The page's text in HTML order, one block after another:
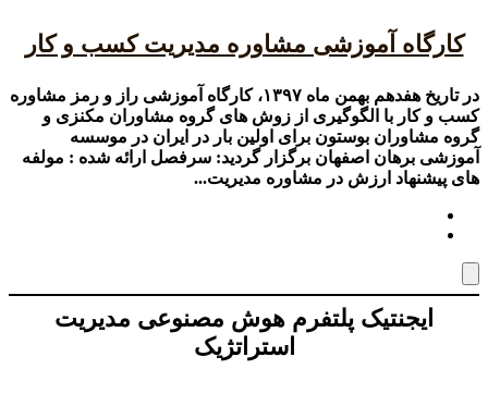
کارگاه آموزشی مشاوره مدیریت کسب و کار
در تاریخ هفدهم بهمن ماه ۱۳۹۷، کارگاه آموزشی راز و رمز مشاوره
کسب و کار با الگوگیری از زوش های گروه مشاوران مکنزی و
گروه مشاوران بوستون برای اولین بار در ایران در موسسه
آموزشی برهان اصفهان برگزار گردید: سرفصل ارائه شده : مولفه
های پیشنهاد ارزش در مشاوره مدیریت...
ایجنتیک پلتفرم هوش مصنوعی مدیریت
استراتژیک